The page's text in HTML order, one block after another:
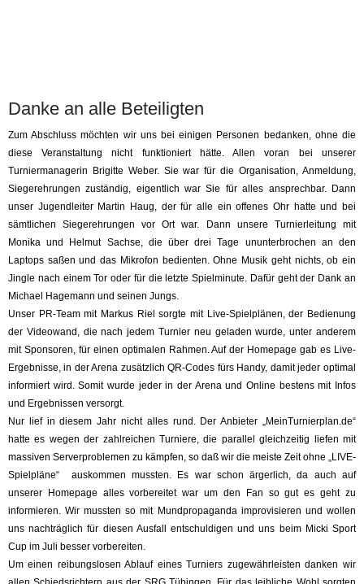
Danke an alle Beteiligten
Zum Abschluss möchten wir uns bei einigen Personen bedanken, ohne die
diese Veranstaltung nicht funktioniert hätte. Allen voran bei unserer
Turniermanagerin Brigitte Weber. Sie war für die Organisation, Anmeldung,
Siegerehrungen zuständig, eigentlich war Sie für alles ansprechbar. Dann
unser Jugendleiter Martin Haug, der für alle ein offenes Ohr hatte und bei
sämtlichen Siegerehrungen vor Ort war. Dann unsere Turnierleitung mit
Monika und Helmut Sachse, die über drei Tage ununterbrochen an den
Laptops saßen und das Mikrofon bedienten. Ohne Musik geht nichts, ob ein
Jingle nach einem Tor oder für die letzte Spielminute. Dafür geht der Dank an
Michael Hagemann und seinen Jungs.
Unser PR-Team mit Markus Riel sorgte mit Live-Spielplänen, der Bedienung
der Videowand, die nach jedem Turnier neu geladen wurde, unter anderem
mit Sponsoren, für einen optimalen Rahmen. Auf der Homepage gab es Live-
Ergebnisse, in der Arena zusätzlich QR-Codes fürs Handy, damit jeder optimal
informiert wird. Somit wurde jeder in der Arena und Online bestens mit Infos
und Ergebnissen versorgt.
Nur lief in diesem Jahr nicht alles rund. Der Anbieter „MeinTurnierplan.de“
hatte es wegen der zahlreichen Turniere, die parallel gleichzeitig liefen mit
massiven Serverproblemen zu kämpfen, so daß wir die meiste Zeit ohne „LIVE-
Spielpläne“ auskommen mussten. Es war schon ärgerlich, da auch auf
unserer Homepage alles vorbereitet war um den Fan so gut es geht zu
informieren. Wir mussten so mit Mundpropaganda improvisieren und wollen
uns nachträglich für diesen Ausfall entschuldigen und uns beim Micki Sport
Cup im Juli besser vorbereiten.
Um einen reibungslosen Ablauf eines Turniers zugewährleisten danken wir